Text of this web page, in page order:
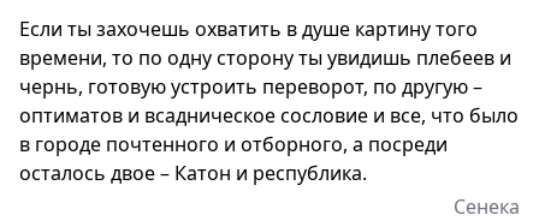
Если ты захочешь охватить в душе картину того
времени, то по одну сторону ты увидишь плебеев и
чернь, готовую устроить переворот, по другую –
оптиматов и всадническое сословие и все, что было
в городе почтенного и отборного, а посреди
осталось двое – Катон и республика.
Сенека